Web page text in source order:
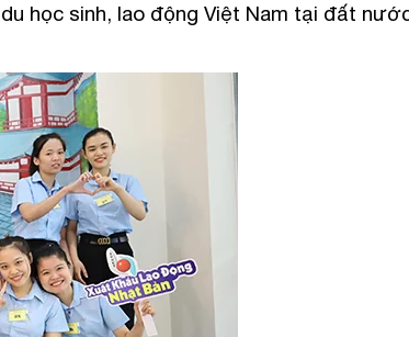
học sinh, lao động Việt Nam tại đất